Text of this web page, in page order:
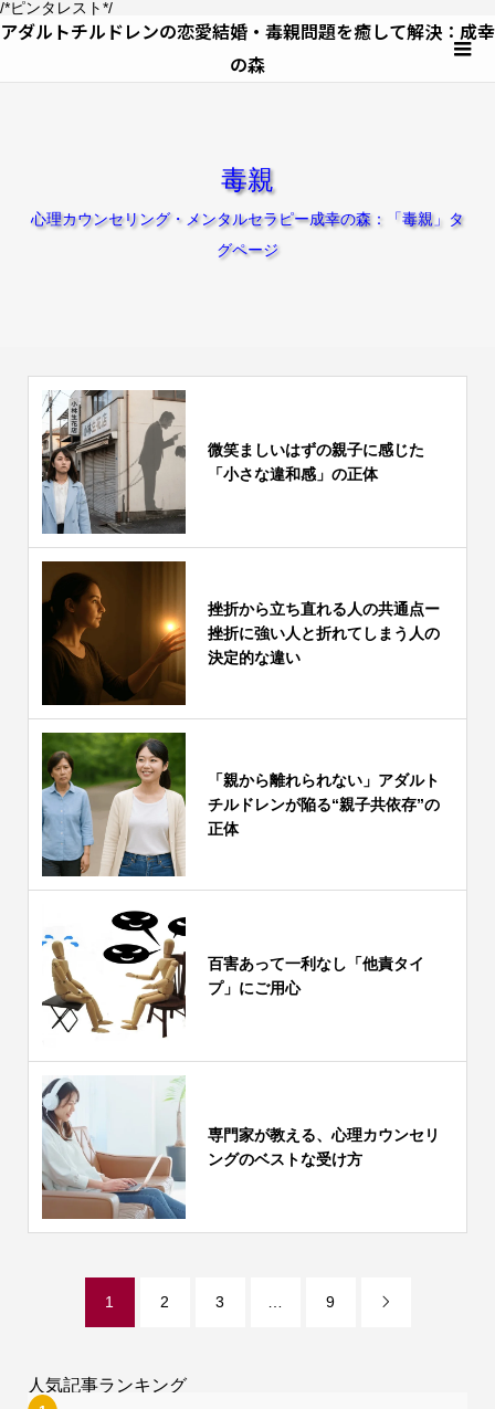
/*ピンタレスト*/
アダルトチルドレンの恋愛結婚・毒親問題を癒して解決：成幸
の森
毒親
心理カウンセリング・メンタルセラピー成幸の森：「毒親」タ
グページ
微笑ましいはずの親子に感じた
「小さな違和感」の正体
挫折から立ち直れる人の共通点ー
挫折に強い人と折れてしまう人の
決定的な違い
「親から離れられない」アダルト
チルドレンが陥る“親子共依存”の
正体
百害あって一利なし「他責タイ
プ」にご用心
専門家が教える、心理カウンセリ
ングのベストな受け方
1 2 3 9 
人気記事ランキング